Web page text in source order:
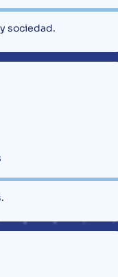
sociedad.